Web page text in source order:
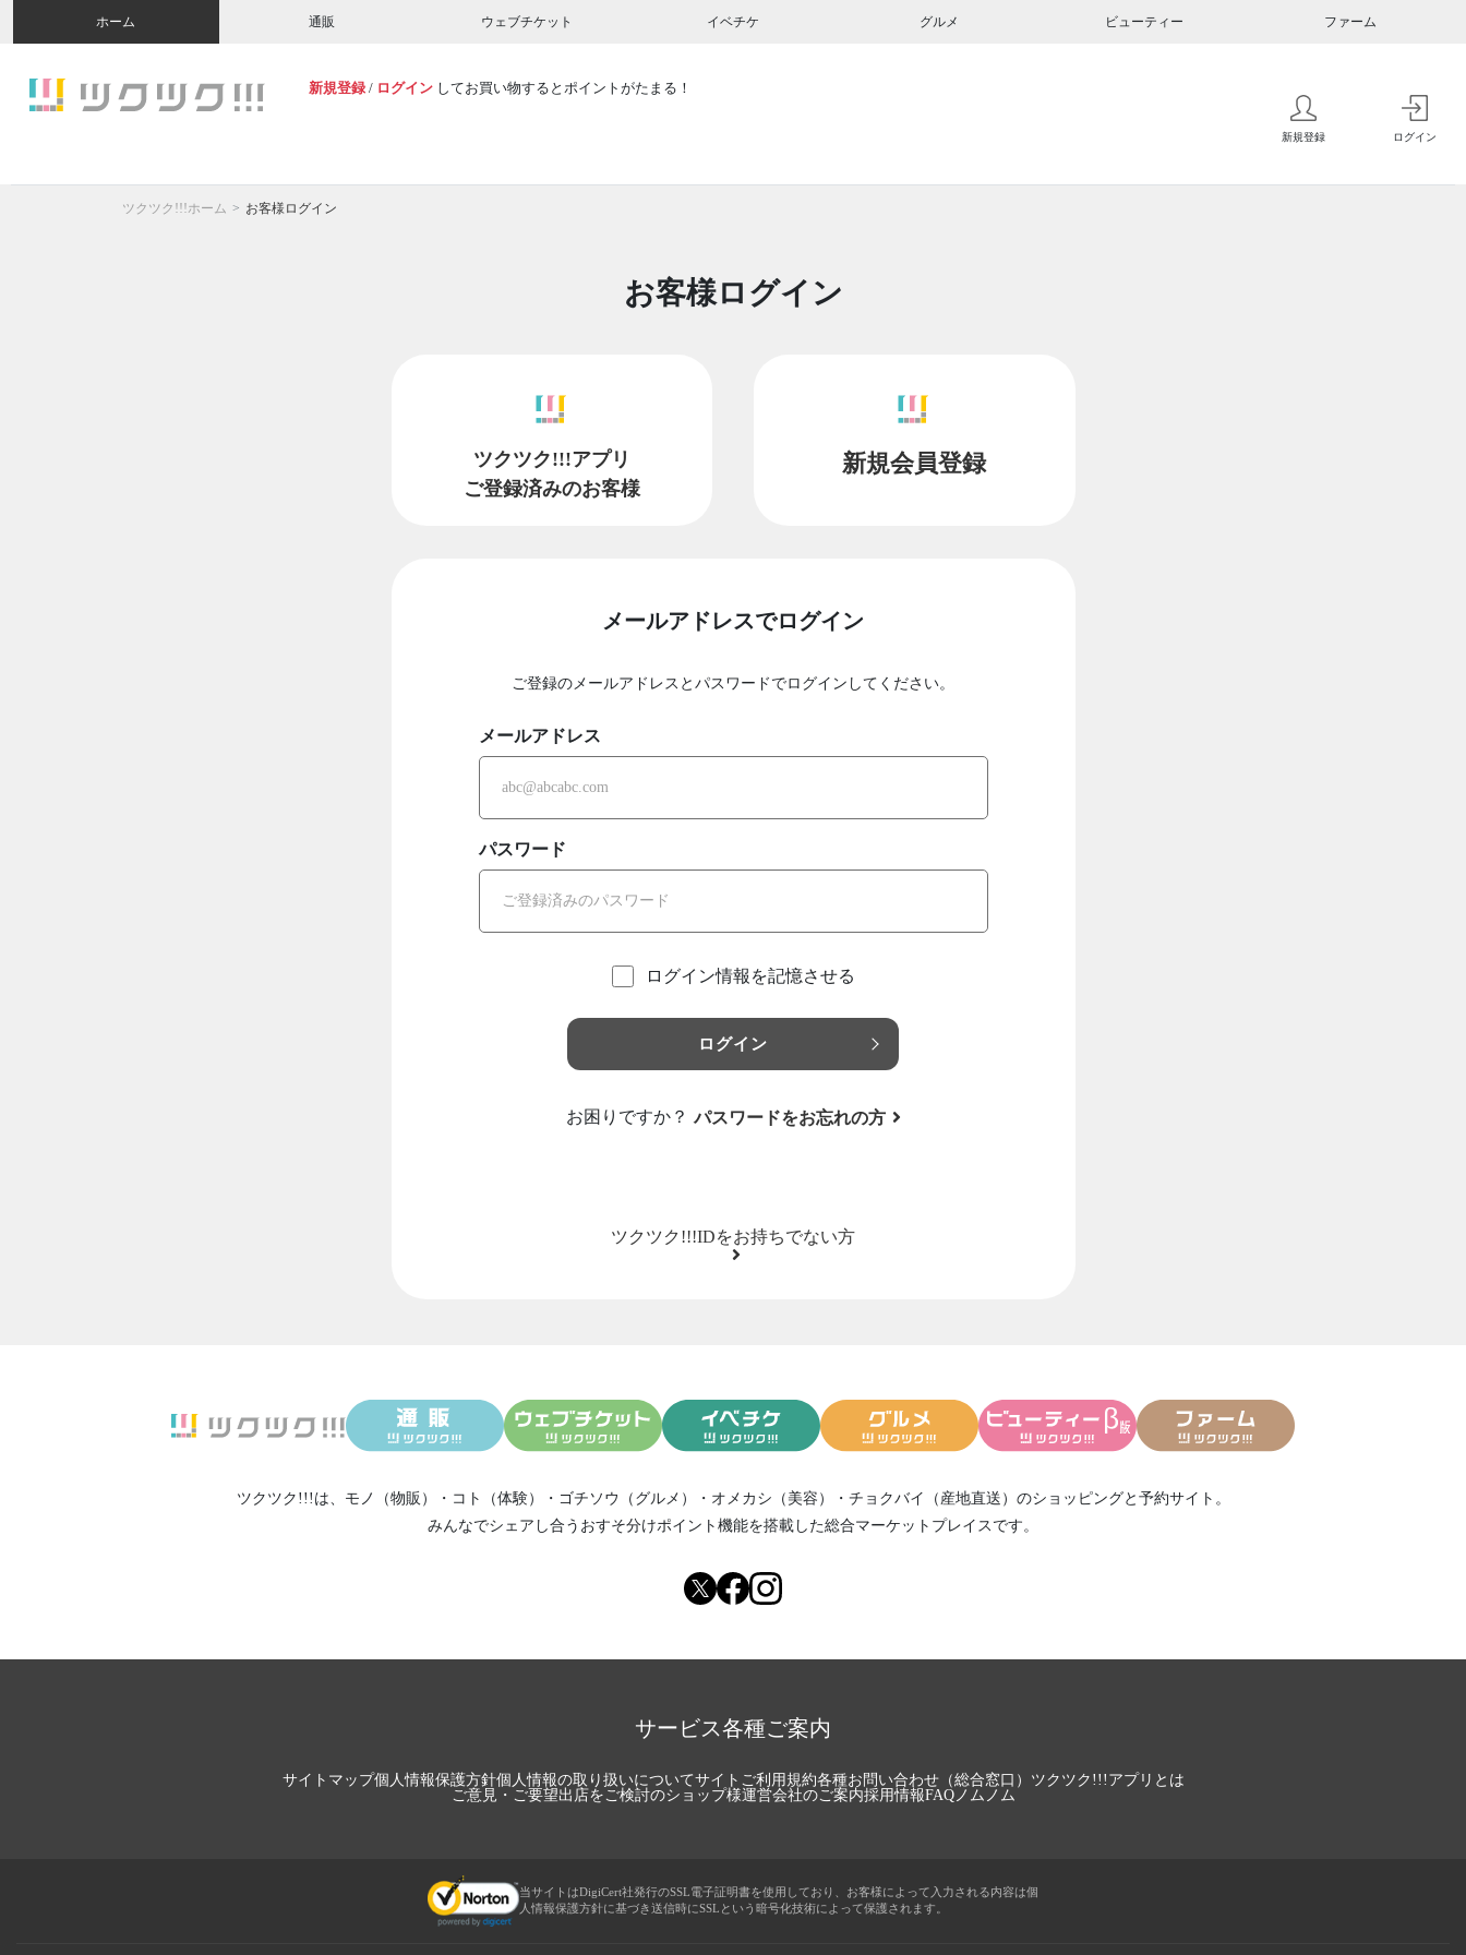
ホーム 通販 ウェブチケット イベチケ グルメ ビューティー ファーム
新規登録 / ログイン してお買い物するとポイントがたまる！
新規登録 ログイン
ツクツク!!!ホーム お客様ログイン
お客様ログイン
ツクツク!!!アプリ
ご登録済みのお客様
新規会員登録
メールアドレスでログイン
ご登録のメールアドレスとパスワードでログインしてください。
メールアドレス
パスワード
ログイン情報を記憶させる
ログイン
お困りですか？ パスワードをお忘れの方
ツクツク!!!IDをお持ちでない方
ツクツク!!!は、 モノ（物販） ・ コト（体験） ・ ゴチソウ（グルメ） ・ オメカシ（美容） ・ チョクバイ（産地直送） のショッピングと予約サイト。
みんなでシェアし合う おすそ分けポイント機能を搭載した総合マーケットプレイスです。
サービス各種ご案内
サイトマップ個人情報保護方針個人情報の取り扱いについてサイトご利用規約各種お問い合わせ（総合窓口） ツクツク!!!アプリとは
ご意見・ご要望出店をご検討のショップ様運営会社のご案内採用情報FAQノムノム
当サイトはDigiCert社発行のSSL電子証明書を使用しており、お客様によって入力される内容は個
人情報保護方針に基づき送信時にSSLという暗号化技術によって保護されます。